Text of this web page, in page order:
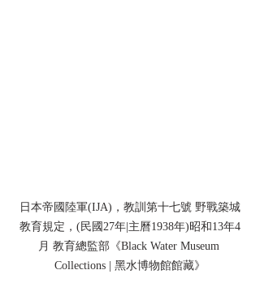
日本帝國陸軍(IJA)，教訓第十七號 野戰築城
教育規定，(民國27年|主曆1938年)昭和13年4
月 教育總監部《Black Water Museum
Collections | 黑水博物館館藏》